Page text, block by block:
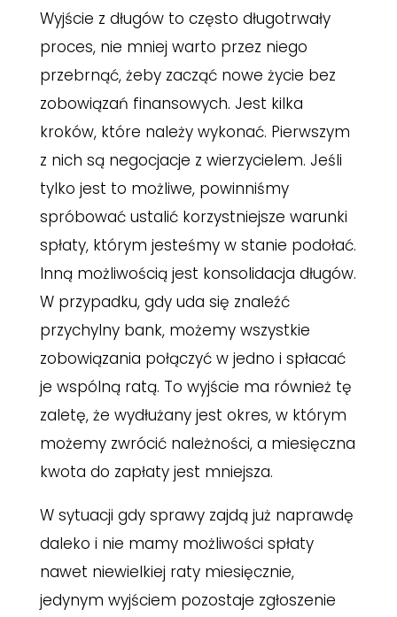
Wyjście z długów to często długotrwały
proces, nie mniej warto przez niego
przebrnąć, żeby zacząć nowe życie bez
zobowiązań finansowych. Jest kilka
kroków, które należy wykonać. Pierwszym
z nich są negocjacje z wierzycielem. Jeśli
tylko jest to możliwe, powinniśmy
spróbować ustalić korzystniejsze warunki
spłaty, którym jesteśmy w stanie podołać.
Inną możliwością jest konsolidacja długów.
W przypadku, gdy uda się znaleźć
przychylny bank, możemy wszystkie
zobowiązania połączyć w jedno i spłacać
je wspólną ratą. To wyjście ma również tę
zaletę, że wydłużany jest okres, w którym
możemy zwrócić należności, a miesięczna
kwota do zapłaty jest mniejsza.
W sytuacji gdy sprawy zajdą już naprawdę
daleko i nie mamy możliwości spłaty
nawet niewielkiej raty miesięcznie,
jedynym wyjściem pozostaje zgłoszenie